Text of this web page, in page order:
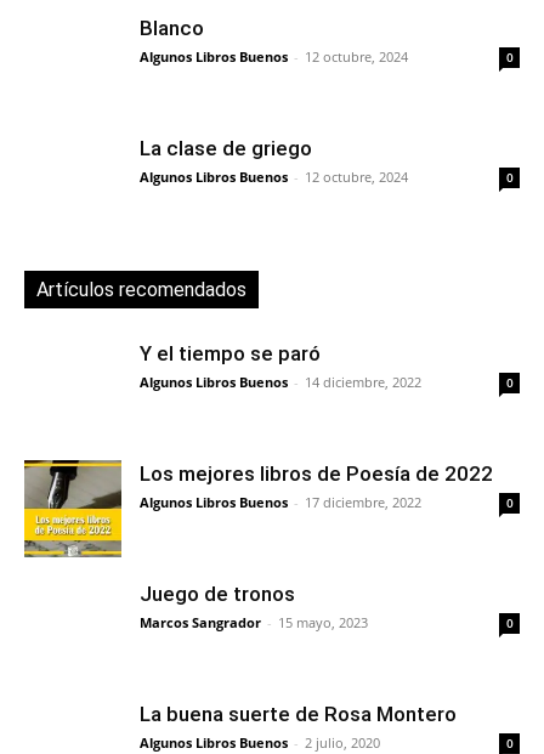
Blanco
Algunos Libros Buenos - 12 octubre, 2024 0
La clase de griego
Algunos Libros Buenos - 12 octubre, 2024 0
Artículos recomendados
Y el tiempo se paró
Algunos Libros Buenos - 14 diciembre, 2022 0
Los mejores libros de Poesía de 2022
Algunos Libros Buenos - 17 diciembre, 2022 0
Juego de tronos
Marcos Sangrador - 15 mayo, 2023 0
La buena suerte de Rosa Montero
Algunos Libros Buenos - 2 julio, 2020 0